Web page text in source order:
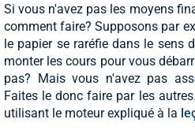
Si vous n'avez pas les moyens
comment faire? Supposons par
le papier se raréfie dans le sens
monter les cours pour vous
pas? Mais vous n'avez pas
Faites le donc faire par les
utilisant le moteur expliqué à la